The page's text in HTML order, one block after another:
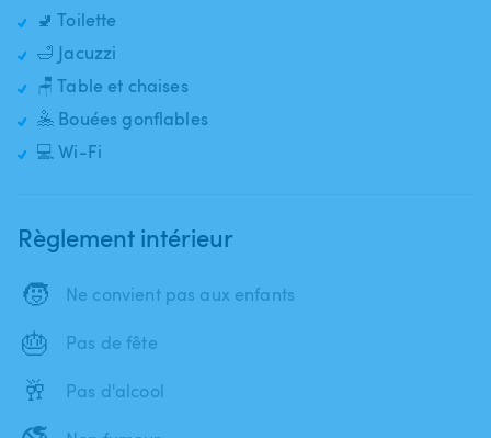
🚽 Toilette
🛁 Jacuzzi
🪑 Table et chaises
🤽 Bouées gonflables
💻 Wi-Fi
Règlement intérieur
🧒 Ne convient pas aux enfants
🎂 Pas de fête
🥂 Pas d'alcool